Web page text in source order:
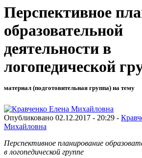
Перспективное
образовательной
деятельности в
логопедической
материал (подготовительная группа) на тему
Опубликовано 02.12.2017 - 20:29 -
Михайловна
Перспективное планирование
в логопедической группе